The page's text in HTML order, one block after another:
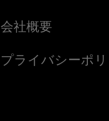
会社概要
プライバシーポ